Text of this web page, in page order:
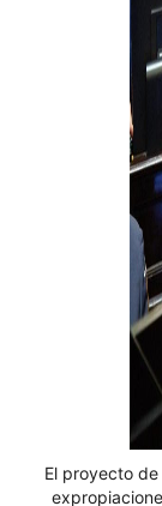
El proyecto